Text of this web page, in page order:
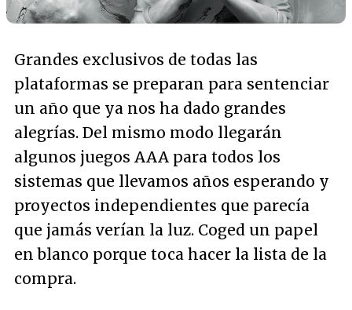
Grandes exclusivos de todas las
plataformas se preparan para sentenciar
un año que ya nos ha dado grandes
alegrías. Del mismo modo llegarán
algunos juegos AAA para todos los
sistemas que llevamos años esperando y
proyectos independientes que parecía
que jamás verían la luz. Coged un papel
en blanco porque toca hacer la lista de la
compra.